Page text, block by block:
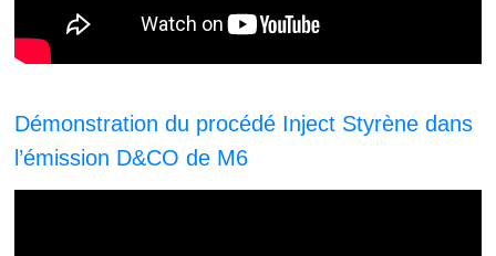
Démonstration du procédé Inject Styrène dans
l’émission D&CO de M6